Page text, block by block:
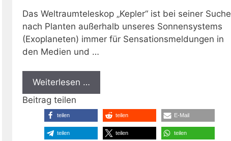
Das Weltraumteleskop „Kepler“ ist bei seiner Suche
nach Planten außerhalb unseres Sonnensystems
(Exoplaneten) immer für Sensationsmeldungen in
den Medien und …
Weiterlesen …
Beitrag teilen
teilen teilen E-Mail
teilen teilen teilen